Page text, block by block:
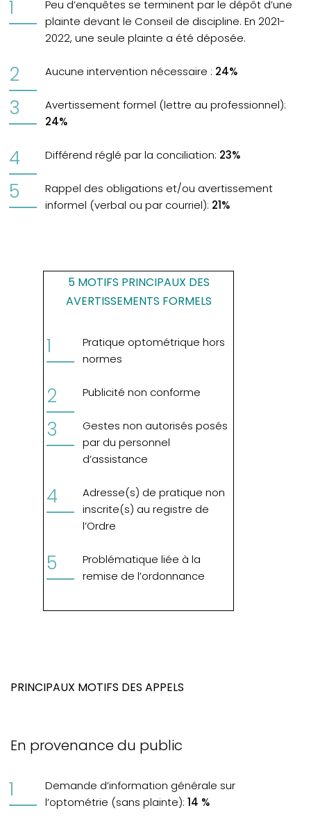
Peu d’enquêtes se terminent par le dépôt d’une
plainte devant le Conseil de discipline. En 2021-
2022, une seule plainte a été déposée.
Aucune intervention nécessaire : 24%
Avertissement formel (lettre au professionnel):
24%
Différend réglé par la conciliation: 23%
Rappel des obligations et/ou avertissement
informel (verbal ou par courriel): 21%
5 MOTIFS PRINCIPAUX DES
AVERTISSEMENTS FORMELS
Pratique optométrique hors
normes
Publicité non conforme
Gestes non autorisés posés
par du personnel
d’assistance
Adresse(s) de pratique non
inscrite(s) au registre de
l’Ordre
Problématique liée à la
remise de l’ordonnance
PRINCIPAUX MOTIFS DES APPELS
En provenance du public
Demande d’information générale sur
l’optométrie (sans plainte): 14 %